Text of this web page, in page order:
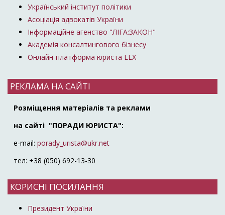
Український інститут політики
Асоціація адвокатів України
Інформаційне агенство "ЛІГА:ЗАКОН"
Академія консалтингового бізнесу
Онлайн-платформа юриста LEX
РЕКЛАМА НА САЙТІ
Розміщення матеріалів та реклами
на сайті "ПОРАДИ ЮРИСТА":
e-mail: porady_urista@ukr.net
тел: +38 (050) 692-13-30
КОРИСНІ ПОСИЛАННЯ
Президент України